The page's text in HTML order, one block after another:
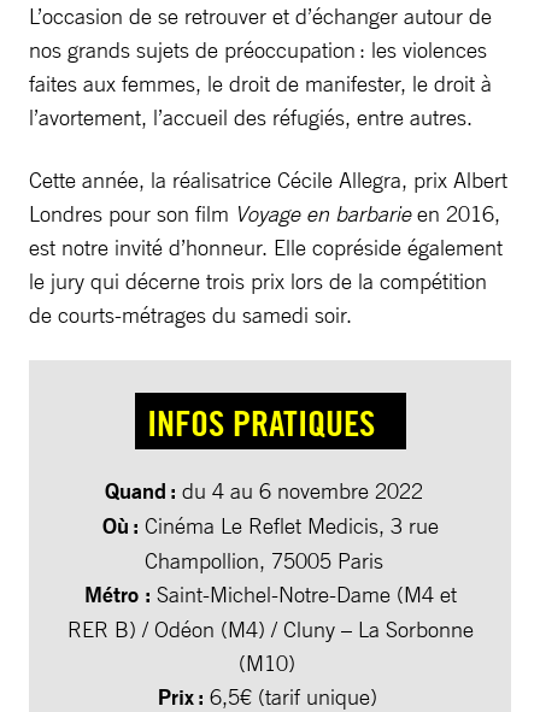
L’occasion de se retrouver et d’échanger autour de
nos grands sujets de préoccupation : les violences
faites aux femmes, le droit de manifester, le droit à
l’avortement, l’accueil des réfugiés, entre autres.
Cette année, la réalisatrice Cécile Allegra, prix Albert
Londres pour son film Voyage en barbarieen 2016,
est notre invité d’honneur. Elle copréside également
le jury qui décerne trois prix lors de la compétition
de courts-métrages du samedi soir.
INFOS PRATIQUES
Quand : du 4 au 6 novembre 2022
Où : Cinéma Le Reflet Medicis, 3 rue
Champollion, 75005 Paris
Métro : Saint-Michel-Notre-Dame (M4 et
RER B) / Odéon (M4) / Cluny – La Sorbonne
(M10)
Prix : 6,5€ (tarif unique)